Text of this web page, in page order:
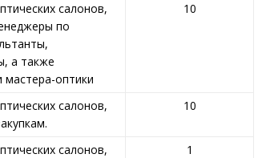
салонов,
по
а также
оптики
10
салонов,
10
салонов,
1